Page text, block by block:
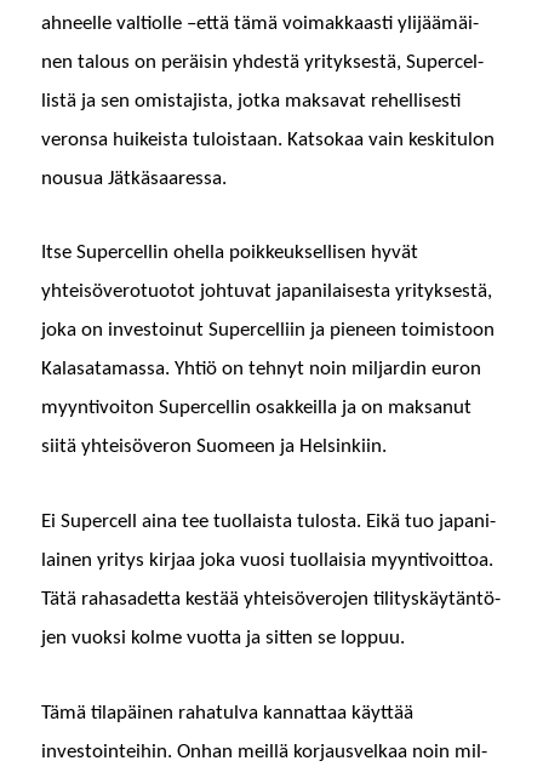
ahneelle val­ti­olle ­–että tämä voimakkaasti yli­jäämäi­
nen talous on peräisin yhdestä yri­tyk­ses­tä, Super­cel­
listä ja sen omis­ta­jista, jot­ka mak­sa­vat rehellis­es­ti
veron­sa huikeista tulois­taan. Kat­sokaa vain keski­t­u­lon
nousua Jätkäsaaressa.
Itse Super­cellin ohel­la poikkeuk­sel­lisen hyvät
yhteisövero­tuo­tot johtu­vat japani­lais­es­ta yri­tyk­ses­tä,
joka on investoin­ut Super­cel­li­in ja pie­neen toimis­toon
Kalasa­ta­mas­sa. Yhtiö on tehnyt noin mil­jardin euron
myyn­tivoiton Super­cellin osakkeil­la ja on mak­sanut
siitä yhteisöveron Suomeen ja Helsinkiin.
Ei Super­cell aina tee tuol­laista tulosta. Eikä tuo japani­
lainen yri­tys kir­jaa joka vuosi tuol­laisia myyn­tivoit­toa.
Tätä rahasadet­ta kestää yhteisövero­jen tili­tyskäytän­tö­
jen vuok­si kolme vuot­ta ja sit­ten se loppuu.
Tämä tilapäi­nen rahat­ul­va kan­nat­taa käyt­tää
investoin­tei­hin. Onhan meil­lä kor­jausvelkaa noin mil­